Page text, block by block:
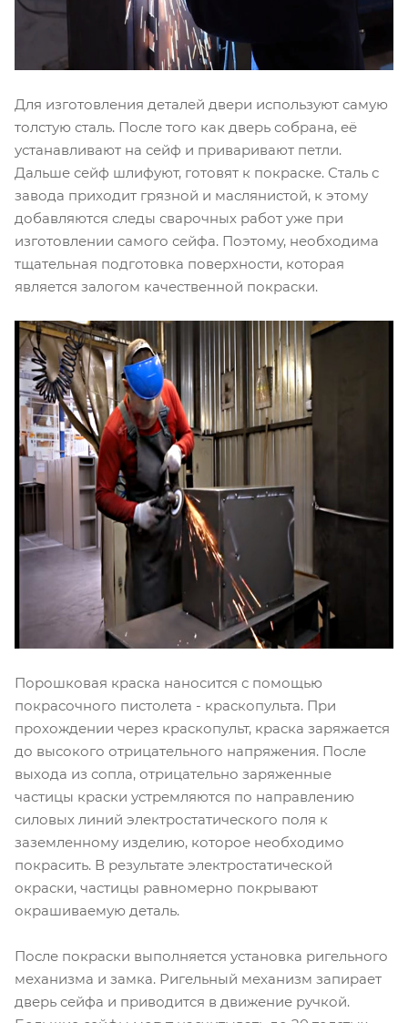
Для изготовления деталей двери используют самую
толстую сталь. После того как дверь собрана, её
устанавливают на сейф и приваривают петли.
Дальше сейф шлифуют, готовят к покраске. Сталь с
завода приходит грязной и маслянистой, к этому
добавляются следы сварочных работ уже при
изготовлении самого сейфа. Поэтому, необходима
тщательная подготовка поверхности, которая
является залогом качественной покраски.
Порошковая краска наносится с помощью
покрасочного пистолета - краскопульта. При
прохождении через краскопульт, краска заряжается
до высокого отрицательного напряжения. После
выхода из сопла, отрицательно заряженные
частицы краски устремляются по направлению
силовых линий электростатического поля к
заземленному изделию, которое необходимо
покрасить. В результате электростатической
окраски, частицы равномерно покрывают
окрашиваемую деталь.
После покраски выполняется установка ригельного
механизма и замка. Ригельный механизм запирает
дверь сейфа и приводится в движение ручкой.